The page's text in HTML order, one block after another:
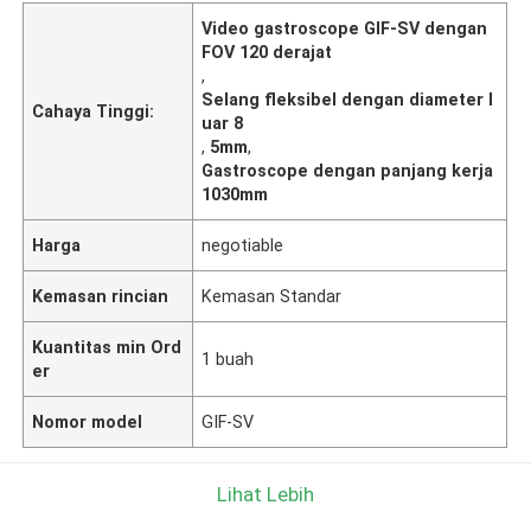
Cahaya Tinggi:
Video gastroscope GIF-SV dengan
FOV 120 derajat
,
Selang fleksibel dengan diameter l
uar 8
, 5mm,
Gastroscope dengan panjang kerja
1030mm
Harga negotiable
Kemasan rincian Kemasan Standar
Kuantitas min Ord
er
1 buah
Nomor model GIF-SV
Lihat Lebih